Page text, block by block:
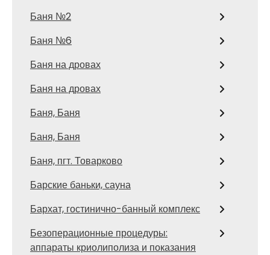
Баня №2
Баня №6
Баня на дровах
Баня на дровах
Баня, Баня
Баня, Баня
Баня, пгт. Товарково
Барские баньки, сауна
Бархат, гостинично-банный комплекс
Безоперационные процедуры:
аппараты криолиполиза и показания